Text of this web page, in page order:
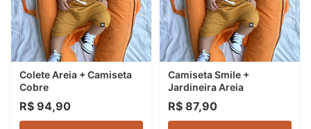
Colete Areia + Camiseta
Cobre
R$ 94,90
Camiseta Smile +
Jardineira Areia
R$ 87,90